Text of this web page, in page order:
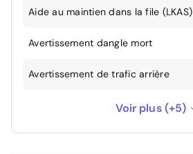
Aide au maintien dans la file (LKAS)
Avertissement dangle mort
Avertissement de trafic arrière
Hayon mains libres
Peinture métallisée
Voir plus (+5)